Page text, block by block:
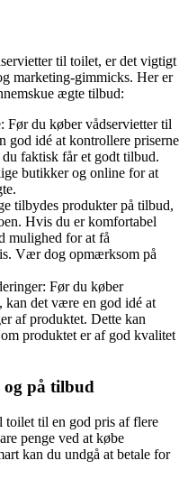
til toilet, er det vigtigt
marketing-gimmicks. Her er
ægte tilbud:
Før du køber vådservietter til
god idé at kontrollere priserne
faktisk får et godt tilbud.
butikker og online for at
tilbydes produkter på tilbud,
Hvis du er komfortabel
mulighed for at få
Vær dog opmærksom på
Før du køber
kan det være en god idé at
af produktet. Dette kan
produktet er af god kvalitet
og på tilbud
toilet til en god pris af flere
penge ved at købe
kan du undgå at betale for